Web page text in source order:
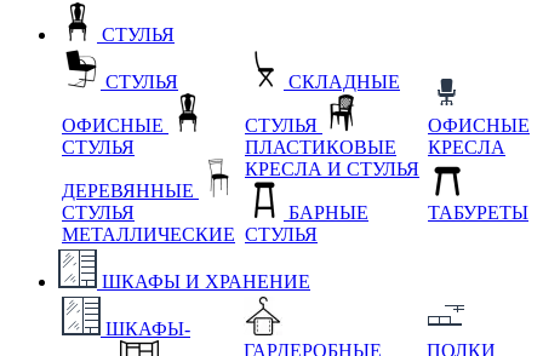
СТУЛЬЯ
СТУЛЬЯ
ОФИСНЫЕ
СТУЛЬЯ
ДЕРЕВЯННЫЕ
СТУЛЬЯ
МЕТАЛЛИЧЕСКИЕ
СКЛАДНЫЕ
СТУЛЬЯ
ПЛАСТИКОВЫЕ
КРЕСЛА И СТУЛЬЯ
БАРНЫЕ
СТУЛЬЯ
ОФИСНЫЕ
КРЕСЛА
ТАБУРЕТЫ
ШКАФЫ И ХРАНЕНИЕ
ШКАФЫ-
ГАРДЕРОБНЫЕ
ПОЛКИ